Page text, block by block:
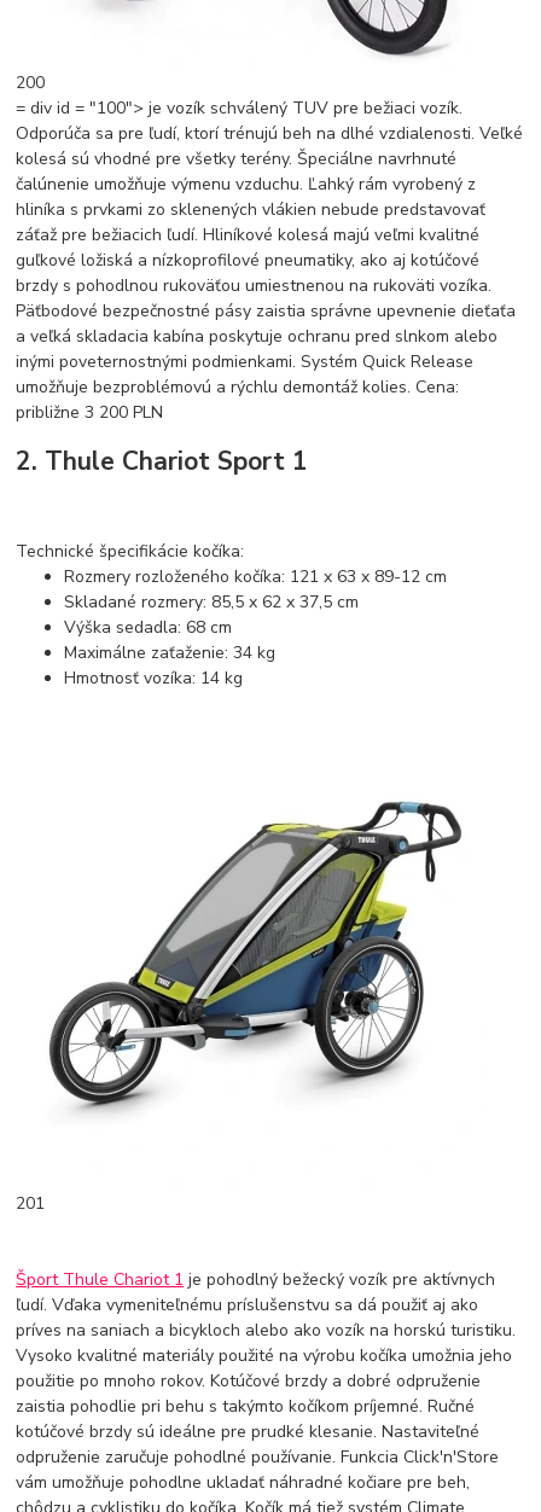
200
= div id = "100"> je vozík schválený TUV pre bežiaci vozík.
Odporúča sa pre ľudí, ktorí trénujú beh na dlhé vzdialenosti. Veľké
kolesá sú vhodné pre všetky terény. Špeciálne navrhnuté
čalúnenie umožňuje výmenu vzduchu. Ľahký rám vyrobený z
hliníka s prvkami zo sklenených vlákien nebude predstavovať
záťaž pre bežiacich ľudí. Hliníkové kolesá majú veľmi kvalitné
guľkové ložiská a nízkoprofilové pneumatiky, ako aj kotúčové
brzdy s pohodlnou rukoväťou umiestnenou na rukoväti vozíka.
Päťbodové bezpečnostné pásy zaistia správne upevnenie dieťaťa
a veľká skladacia kabína poskytuje ochranu pred slnkom alebo
inými poveternostnými podmienkami. Systém Quick Release
umožňuje bezproblémovú a rýchlu demontáž kolies. Cena:
približne 3 200 PLN
2. Thule Chariot Sport 1
Technické špecifikácie kočíka:
Rozmery rozloženého kočíka: 121 x 63 x 89-12 cm
Skladané rozmery: 85,5 x 62 x 37,5 cm
Výška sedadla: 68 cm
Maximálne zaťaženie: 34 kg
Hmotnosť vozíka: 14 kg
201
Šport Thule Chariot 1 je pohodlný bežecký vozík pre aktívnych
ľudí. Vďaka vymeniteľnému príslušenstvu sa dá použiť aj ako
príves na saniach a bicykloch alebo ako vozík na horskú turistiku.
Vysoko kvalitné materiály použité na výrobu kočíka umožnia jeho
použitie po mnoho rokov. Kotúčové brzdy a dobré odpruženie
zaistia pohodlie pri behu s takýmto kočíkom príjemné. Ručné
kotúčové brzdy sú ideálne pre prudké klesanie. Nastaviteľné
odpruženie zaručuje pohodlné používanie. Funkcia Click'n'Store
vám umožňuje pohodlne ukladať náhradné kočiare pre beh,